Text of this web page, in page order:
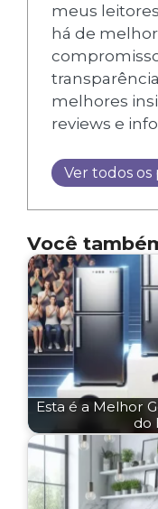
meus
há de
melhores
reviews e
Ver todos os
Você
Esta é a Melhor
do